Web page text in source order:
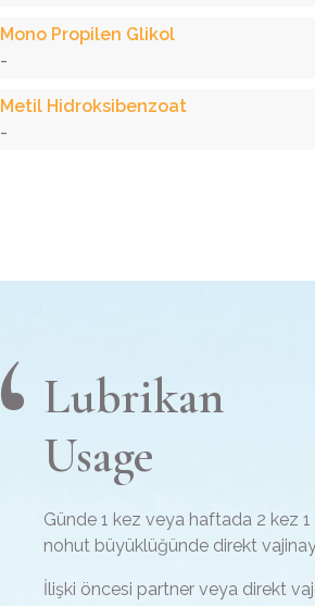
Mono Propilen Glikol
-
Metil Hidroksibenzoat
-
Lubrikan
Usage
Günde 1 kez veya haftada 2 kez
nohut büyüklüğünde direkt
İlişki öncesi partner veya direkt